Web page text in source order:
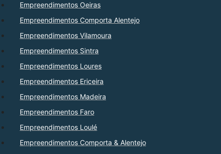
Empreendimentos Oeiras
Empreendimentos Comporta Alentejo
Empreendimentos Vilamoura
Empreendimentos Sintra
Empreendimentos Loures
Empreendimentos Ericeira
Empreendimentos Madeira
Empreendimentos Faro
Empreendimentos Loulé
Empreendimentos Comporta & Alentejo